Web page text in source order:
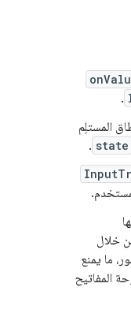
.
المستلِم
state
.
خلال
ما يمنع
المفاتيح